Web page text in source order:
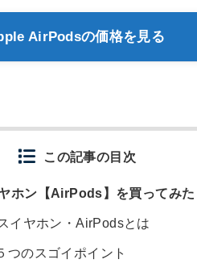
AirPodsの価格を見る
この記事の目次
ホン【AirPods】を買ってみた
イヤホン・AirPodsとは
のスゴイポイント